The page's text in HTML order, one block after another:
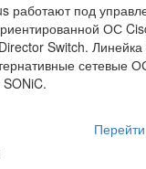
работают под
ОС
Switch. Линейка
сетевые